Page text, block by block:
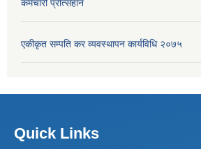
कर्मचारी प्रोत्सहान
एकीकृत सम्पति कर व्यवस्थापन कार्यविधि २०७५
Quick Links